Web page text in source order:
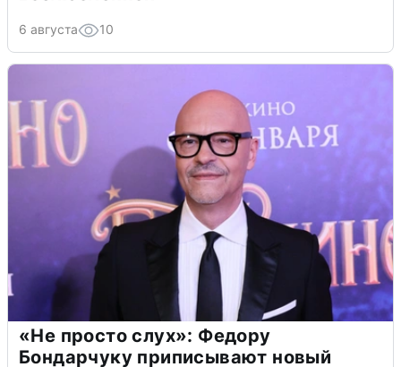
6 августа 10
«Не просто слух»: Федору
Бондарчуку приписывают новый